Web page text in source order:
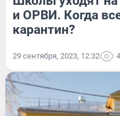
и ОРВИ. Когда
карантин?
29 сентября, 2023, 12:32